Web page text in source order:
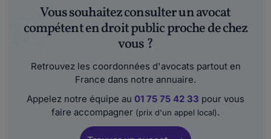
Vous souhaitez consulter un avocat
compétent en droit public proche de chez
vous ?
Retrouvez les coordonnées d'avocats partout en
France dans notre annuaire.
Appelez notre équipe au 01 75 75 42 33 pour vous
faire accompagner (prix d'un appel local).